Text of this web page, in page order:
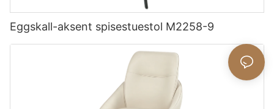
Eggskall-aksent spisestuestol M2258-9